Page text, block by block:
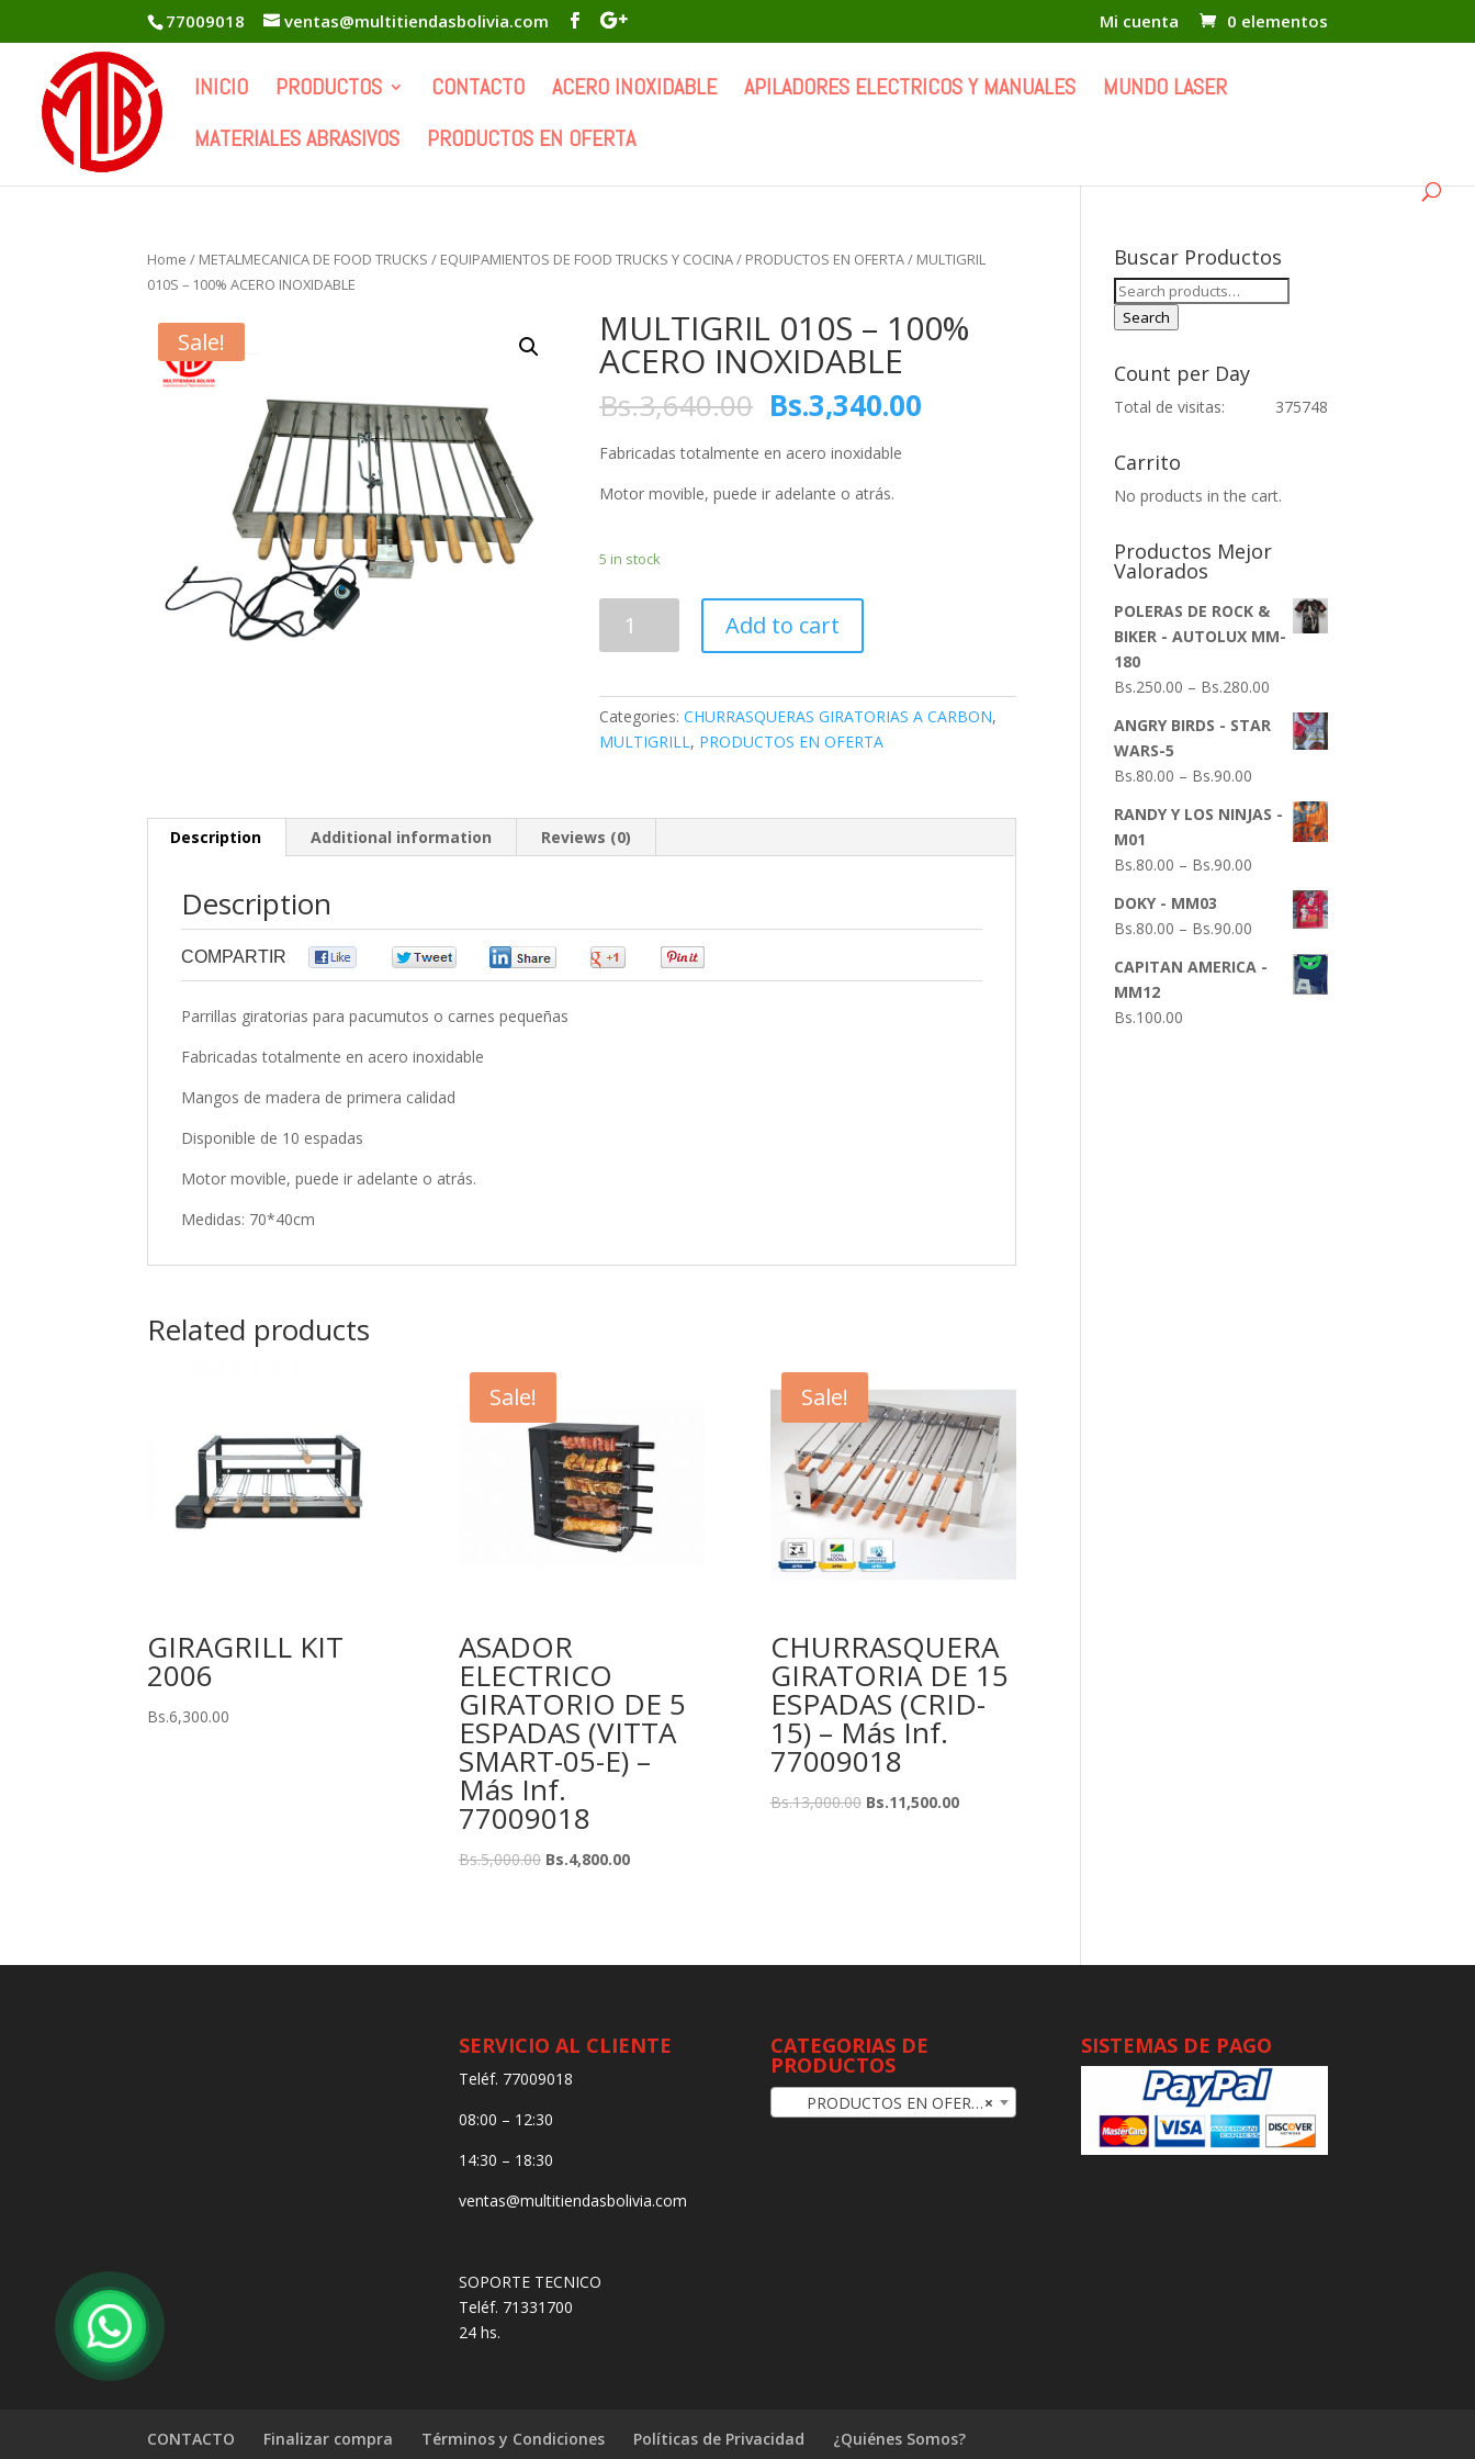
77009018 ventas@multitiendasbolivia.com Mi cuenta 0 elementos
INICIO PRODUCTOS CONTACTO ACERO INOXIDABLE APILADORES ELECTRICOS Y MANUALES
MUNDO LASER
MATERIALES ABRASIVOS
PRODUCTOS EN OFERTA
Home / METALMECANICA DE FOOD TRUCKS / EQUIPAMIENTOS DE FOOD TRUCKS Y COCINA/ PRODUCTOS EN OFERTA/ MULTIGRIL
010S – 100% ACERO INOXIDABLE
Sale! MULTIGRIL 010S – 100%
ACERO INOXIDABLE
Bs.3,640.00 Bs.3,340.00
Fabricadas totalmente en acero inoxidable
Motor movible, puede ir adelante o atrás.
5 in stock
010S
ACERO
INOXIDABLE
Add to cart
Categories:CHURRASQUERAS GIRATORIAS A CARBON,
MULTIGRILL, PRODUCTOS EN OFERTA
Description Additional information Reviews (0)
Description
COMPARTIR
Parrillas giratorias para pacumutos o carnes pequeñas
Fabricadas totalmente en acero inoxidable
Mangos de madera de primera calidad
Disponible de 10 espadas
Motor movible, puede ir adelante o atrás.
Medidas: 70*40cm
Related products
GIRAGRILL KIT
2006
Bs.6,300.00
Sale!
ASADOR
ELECTRICO
GIRATORIO DE 5
ESPADAS (VITTA
SMART-05-E) –
Más Inf.
77009018
Bs.5,000.00 Bs.4,800.00
Sale!
CHURRASQUERA
GIRATORIA DE 15
ESPADAS (CRID-
15) – Más Inf.
77009018
Bs.13,000.00 Bs.11,500.00
Buscar Productos
Search
for:
Search
Count per Day
375748
Total de visitas:
Carrito
No products in the cart.
Productos Mejor
Valorados
POLERAS DE ROCK &
BIKER - AUTOLUX MM-
180
Bs.250.00 – Bs.280.00
ANGRY BIRDS - STAR
WARS-5
Bs.80.00 – Bs.90.00
RANDY Y LOS NINJAS -
M01
Bs.80.00 – Bs.90.00
DOKY - MM03
Bs.80.00 – Bs.90.00
CAPITAN AMERICA -
MM12
Bs.100.00
SERVICIO AL CLIENTE
Teléf. 77009018
08:00 – 12:30
14:30 – 18:30
ventas@multitiendasbolivia.com
SOPORTE TECNICO
Teléf. 71331700
24 hs.
CATEGORIAS DE
PRODUCTOS
×
PRODUCTOS EN OFERTA
SISTEMAS DE PAGO
CONTACTO Finalizar compra Términos y Condiciones Políticas de Privacidad ¿Quiénes Somos?